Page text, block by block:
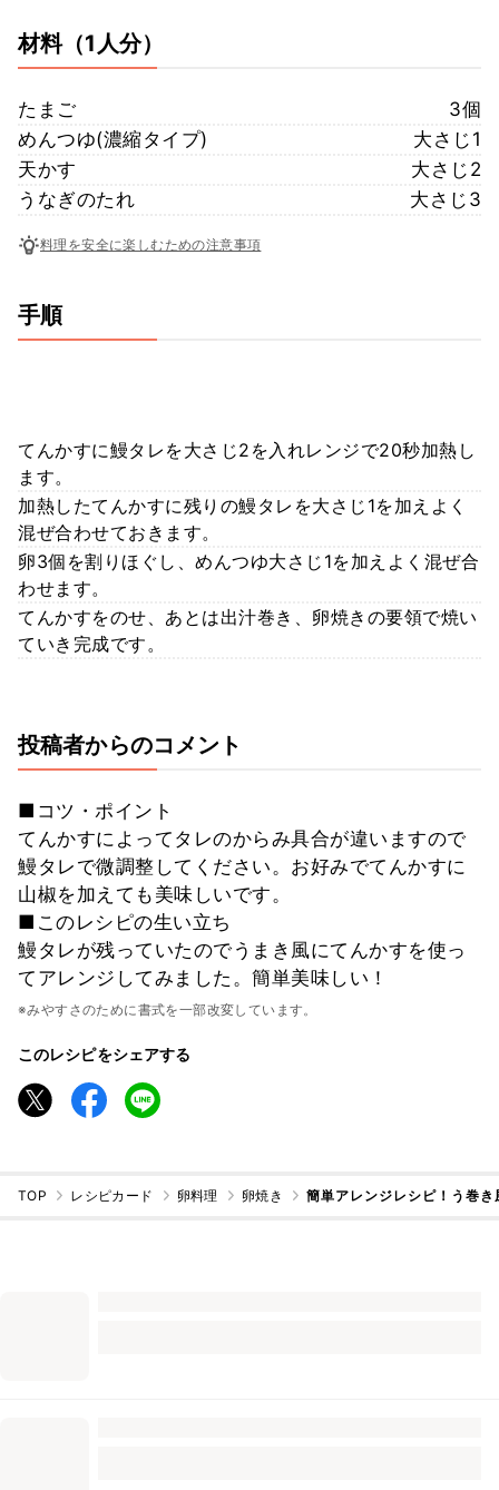
材料（1人分）
たまご
3個
めんつゆ(濃縮タイプ)
大さじ1
天かす
大さじ2
うなぎのたれ
大さじ3
料理を安全に楽しむための注意事項
手順
てんかすに鰻タレを大さじ2を入れレンジで20秒加熱し
ます。
加熱したてんかすに残りの鰻タレを大さじ1を加えよく
混ぜ合わせておきます。
卵3個を割りほぐし、めんつゆ大さじ1を加えよく混ぜ合
わせます。
てんかすをのせ、あとは出汁巻き、卵焼きの要領で焼い
ていき完成です。
投稿者からのコメント
■コツ・ポイント
てんかすによってタレのからみ具合が違いますので
鰻タレで微調整してください。お好みでてんかすに
山椒を加えても美味しいです。
■このレシピの生い立ち
鰻タレが残っていたのでうまき風にてんかすを使っ
てアレンジしてみました。簡単美味しい！
※みやすさのために書式を一部改変しています。
このレシピをシェアする
TOP レシピカード 卵料理 卵焼き 簡単アレンジレシピ！う巻き